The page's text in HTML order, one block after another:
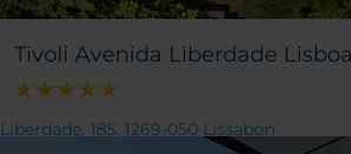
Tivoli Avenida Liberdade Lisboa
185. 1269-050 Lissabon